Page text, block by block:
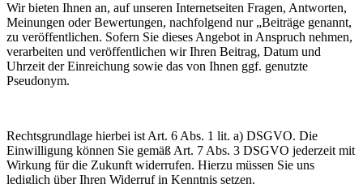
Wir bieten Ihnen an, auf unseren Internetseiten Fragen, Antworten,
Meinungen oder Bewertungen, nachfolgend nur „Beiträge genannt,
zu veröffentlichen. Sofern Sie dieses Angebot in Anspruch nehmen,
verarbeiten und veröffentlichen wir Ihren Beitrag, Datum und
Uhrzeit der Einreichung sowie das von Ihnen ggf. genutzte
Pseudonym.
Rechtsgrundlage hierbei ist Art. 6 Abs. 1 lit. a) DSGVO. Die
Einwilligung können Sie gemäß Art. 7 Abs. 3 DSGVO jederzeit mit
Wirkung für die Zukunft widerrufen. Hierzu müssen Sie uns
lediglich über Ihren Widerruf in Kenntnis setzen.